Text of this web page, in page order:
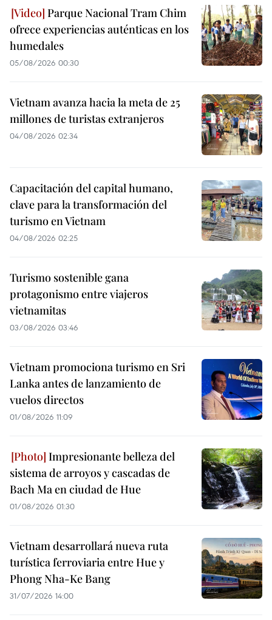
Parque Nacional Tram Chim
ofrece experiencias auténticas en los
humedales
05/08/2026 00:30
Vietnam avanza hacia la meta de 25
millones de turistas extranjeros
04/08/2026 02:34
Capacitación del capital humano,
clave para la transformación del
turismo en Vietnam
04/08/2026 02:25
Turismo sostenible gana
protagonismo entre viajeros
vietnamitas
03/08/2026 03:46
Vietnam promociona turismo en Sri
Lanka antes de lanzamiento de
vuelos directos
01/08/2026 11:09
Impresionante belleza del
sistema de arroyos y cascadas de
Bach Ma en ciudad de Hue
01/08/2026 01:30
Vietnam desarrollará nueva ruta
turística ferroviaria entre Hue y
Phong Nha-Ke Bang
31/07/2026 14:00